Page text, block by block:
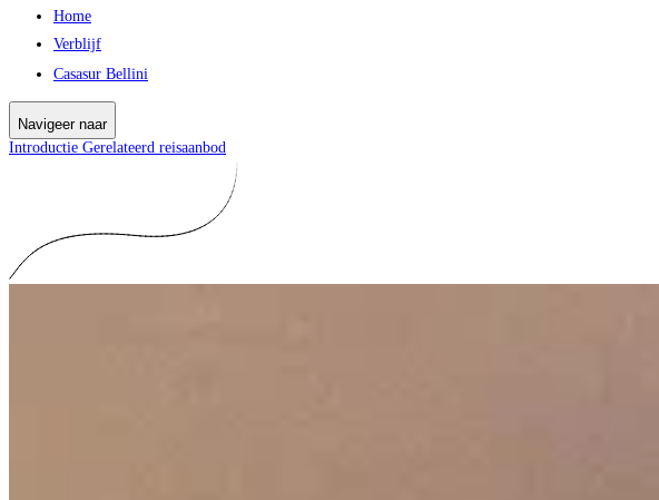
Home
Verblijf
Casasur Bellini
Navigeer naar
Introductie Gerelateerd reisaanbod